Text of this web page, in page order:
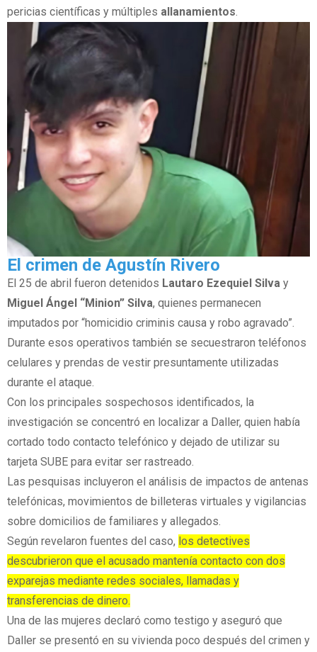
pericias científicas y múltiples allanamientos.
El crimen de Agustín Rivero
El 25 de abril fueron detenidos Lautaro Ezequiel Silva y
Miguel Ángel “Minion” Silva, quienes permanecen
imputados por “homicidio criminis causa y robo agravado”.
Durante esos operativos también se secuestraron teléfonos
celulares y prendas de vestir presuntamente utilizadas
durante el ataque.
Con los principales sospechosos identificados, la
investigación se concentró en localizar a Daller, quien había
cortado todo contacto telefónico y dejado de utilizar su
tarjeta SUBE para evitar ser rastreado.
Las pesquisas incluyeron el análisis de impactos de antenas
telefónicas, movimientos de billeteras virtuales y vigilancias
sobre domicilios de familiares y allegados.
Según revelaron fuentes del caso, los detectives
descubrieron que el acusado mantenía contacto con dos
exparejas mediante redes sociales, llamadas y
transferencias de dinero.
Una de las mujeres declaró como testigo y aseguró que
Daller se presentó en su vivienda poco después del crimen y